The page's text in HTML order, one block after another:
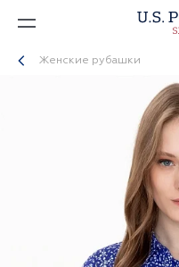
Женские рубашки